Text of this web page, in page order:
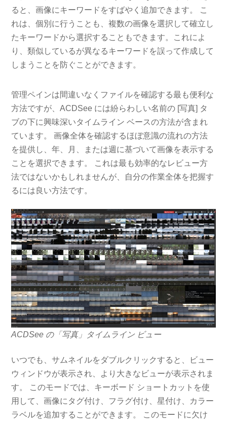
ると、画像にキーワードをすばやく追加できます。 こ
れは、個別に行うことも、複数の画像を選択して確立し
たキーワードから選択することもできます。これによ
り、類似しているが異なるキーワードを誤って作成して
しまうことを防ぐことができます。
管理ペインは間違いなくファイルを確認する最も便利な
方法ですが、ACDSee には紛らわしい名前の [写真] タ
ブの下に興味深いタイムライン ベースの方法が含まれ
ています。 画像全体を確認するほぼ意識の流れの方法
を提供し、年、月、または週に基づいて画像を表示する
ことを選択できます。 これは最も効率的なレビュー方
法ではないかもしれませんが、自分の作業全体を把握す
るには良い方法です。
ACDSee の「写真」タイムライン ビュー
いつでも、サムネイルをダブルクリックすると、ビュー
ウィンドウが表示され、より大きなビューが表示されま
す。 このモードでは、キーボード ショートカットを使
用して、画像にタグ付け、フラグ付け、星付け、カラー
ラベルを追加することができます。 このモードに欠け